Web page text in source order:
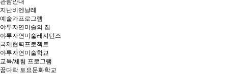
관람안내
지난비엔날레
예술가프로그램
야투자연미술의 집
야투자연미술레지던스
국제협력프로젝트
야투자연미술학교
교육/체험 프로그램
꿈다락 토요문화학교